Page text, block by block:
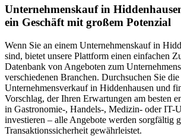
Unternehmenskauf in
ein Geschäft mit großem Potenzial
Wenn Sie an einem Unternehmenskauf in
sind, bietet unsere Plattform einen einfachen
Datenbank von Angeboten zum
verschiedenen Branchen. Durchsuchen Sie
Unternehmensverkauf in Hiddenhausen und
Vorschlag, der Ihren Erwartungen am besten
in Gastronomie-, Handels-, Medizin- oder IT-
investieren – alle Angebote werden sorgfältig
Transaktionssicherheit gewährleistet.